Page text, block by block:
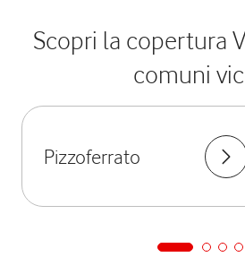
Scopri la copertura
comuni
Pizzoferrato